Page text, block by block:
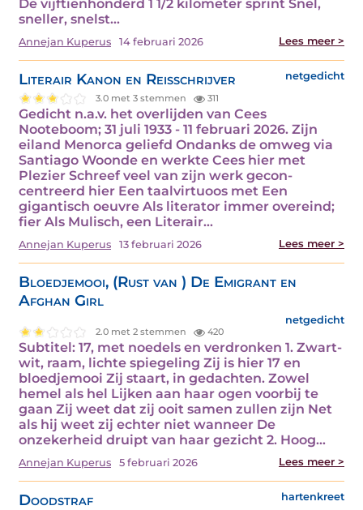
De vijftienhonderd 1 1/2 kilometer sprint Snel,
sneller, snelst…
Annejan Kuperus 14 februari 2026 Lees meer >
Literair Kanon en Reisschrijver netgedicht
3.0 met 3 stemmen 311
Gedicht n.a.v. het overlijden van Cees
Nooteboom; 31 juli 1933 - 11 februari 2026. Zijn
eiland Menorca geliefd Ondanks de omweg via
Santiago Woonde en werkte Cees hier met
Plezier Schreef veel van zijn werk gecon-
centreerd hier Een taalvirtuoos met Een
gigantisch oeuvre Als literator immer overeind;
fier Als Mulisch, een Literair…
Annejan Kuperus 13 februari 2026 Lees meer >
Bloedjemooi, (Rust van ) De Emigrant en
Afghan Girl
netgedicht
2.0 met 2 stemmen 420
Subtitel: 17, met noedels en verdronken 1. Zwart-
wit, raam, lichte spiegeling Zij is hier 17 en
bloedjemooi Zij staart, in gedachten. Zowel
hemel als hel Lijken aan haar ogen voorbij te
gaan Zij weet dat zij ooit samen zullen zijn Net
als hij weet zij echter niet wanneer De
onzekerheid druipt van haar gezicht 2. Hoog…
Annejan Kuperus 5 februari 2026 Lees meer >
Doodstraf hartenkreet